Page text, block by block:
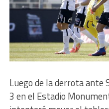
Luego de la derrota ante
3 en el Estadio